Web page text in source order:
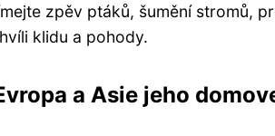
zpěv ptáků, šumění stromů,
klidu a pohody.
a Asie jeho